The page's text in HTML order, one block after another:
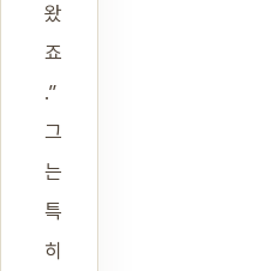
왔
죠
.”
그
는
특
히